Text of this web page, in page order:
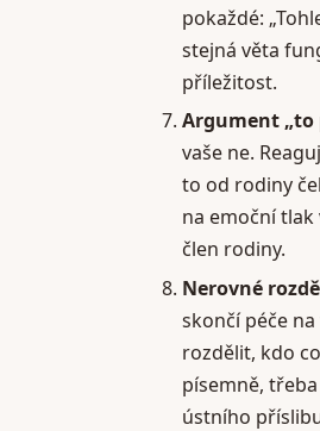
pokaždé:
stejná věta
příležitost.
Argument „to
vaše ne.
to od rodiny
na emoční
člen rodiny.
Nerovné
skončí péče
rozdělit, kdo
písemně,
ústního